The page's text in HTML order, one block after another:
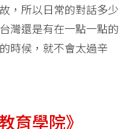
，所以日常的對話多少
灣還是有在一點一點的
時候，就不會太過辛
育學院》